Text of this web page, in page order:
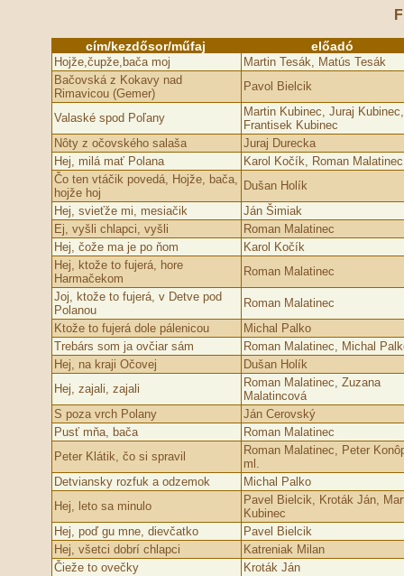
cím/kezdősor/műfaj előadó
Hojže,čupže,bača moj
Martin Tesák, Matús Tesák
Bačovská z Kokavy nad
Rimavicou (Gemer)
Pavol Bielcik
Valaské spod Poľany
Martin Kubinec, Juraj Kubinec,
Frantisek Kubinec
Nôty z očovského salaša
Juraj Durecka
Hej, milá mať Pol­ana
Karol Kočík, Roman Malatinec
Čo ten vtáčik povedá, Hojže, bača,
hojže hoj
Dušan Holík
Hej, svieťže mi, mesiačik
Ján Šimiak
Ej, vyšli chlapci, vyšli
Roman Malatinec
Hej, čože ma je po ňom
Karol Kočík
Hej, ktože to fujerá, hore
Harmačekom
Roman Malatinec
Joj, ktože to fujerá, v Detve pod
Pol­anou
Roman Malatinec
Ktože to fujerá dole pálenicou
Michal Palko
Trebárs som ja ovčiar sám
Roman Malatinec, Michal
Hej, na kraji Očovej
Dušan Holík
Hej, zajali, zajali
Roman Malatinec, Zuzana
Malatincová
S poza vrch Pol­any
Ján Cerovský
Pusť mňa, bača
Roman Malatinec
Peter Klátik, čo si spravil
Roman Malatinec, Peter
ml.
Detviansky rozfuk a odzemok
Michal Palko
Hej, leto sa minulo
Pavel Bielcik, Kroták Ján,
Kubinec
Hej, poď gu mne, dievčatko
Pavel Bielcik
Hej, všetci dobrí chlapci
Katreniak Milan
Čieže to ovečky
Kroták Ján